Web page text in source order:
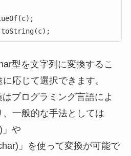
型を文字列に変換するこ
応じて選択できます。
プログラミング言語によ
一般的な手法としては
」や
」を使って変換が可能で